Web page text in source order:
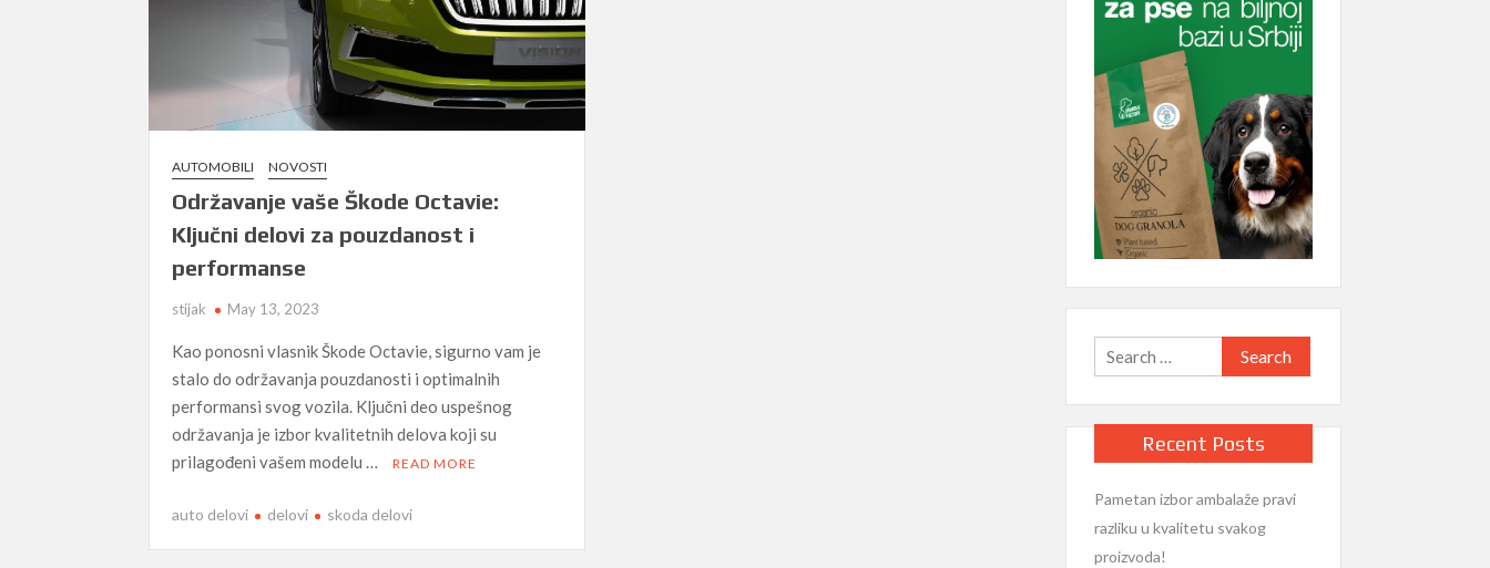
AUTOMOBILI NOVOSTI
Održavanje vaše Škode Octavie:
Ključni delovi za pouzdanost i
performanse
stijak May 13, 2023
Kao ponosni vlasnik Škode Octavie, sigurno vam je
stalo do održavanja pouzdanosti i optimalnih
performansi svog vozila. Ključni deo uspešnog
održavanja je izbor kvalitetnih delova koji su
prilagođeni vašem modelu …
READ MORE
auto delovi delovi skoda delovi
Search
for:
Recent Posts
Pametan izbor ambalaže pravi
razliku u kvalitetu svakog
proizvoda!